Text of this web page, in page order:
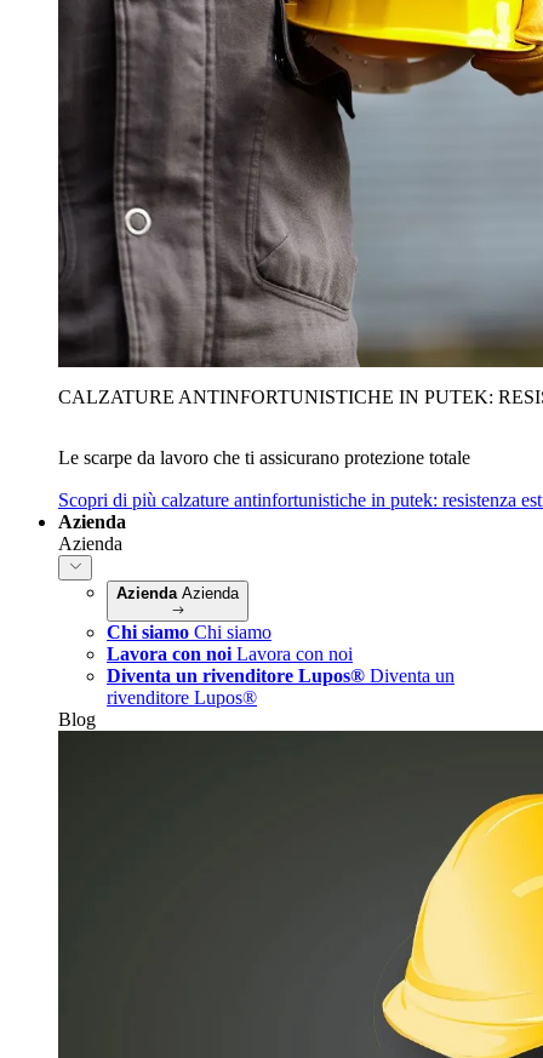
CALZATURE ANTINFORTUNISTICHE IN PUTEK:
Le scarpe da lavoro che ti assicurano protezione totale
Scopri di più calzature antinfortunistiche in putek: resistenza
Azienda
Azienda
Azienda Azienda
Chi siamo Chi siamo
Lavora con noi Lavora con noi
Diventa un rivenditore Lupos® Diventa un
rivenditore Lupos®
Blog